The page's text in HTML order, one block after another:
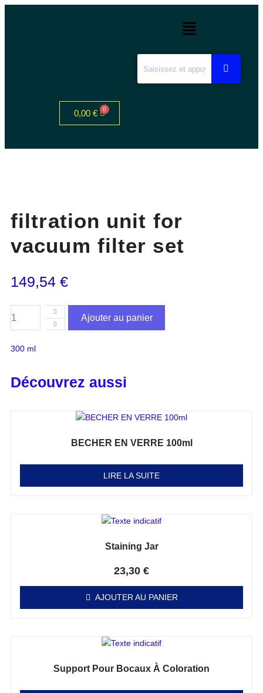
0,00 €
filtration unit for
vacuum filter set
149,54 €
Ajouter au panier
300 ml
Découvrez aussi
BECHER EN VERRE 100ml
LIRE LA SUITE
Staining Jar
23,30 €
AJOUTER AU PANIER
Support Pour Bocaux À Coloration